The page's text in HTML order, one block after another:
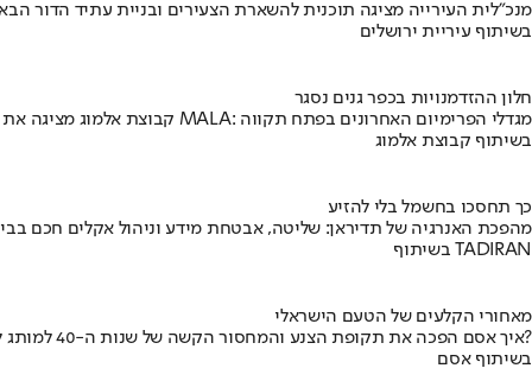
מנכ"לית העירייה מציגה תוכנית להשארת הצעירים ובניית עתיד הדור
בשיתוף עיריית ירושלים
חלון ההזדמנויות בכפר גנים נסגר
קבוצת אלמוג מציגה את פרויקט MALA: מגדלי הפרימיום האחרונים בפתח תקווה
בשיתוף קבוצת אלמוג
כך תחסכו בחשמל בלי להזיע
מהפכת האנרגיה של תדיראן: שליטה, אבטחת מידע וניהול אקלים חכם
בשיתוף TADIRAN
מאחורי הקלעים של הטעם הישראלי
איך אסם הפכה את תקופת הצנע והמחסור הקשה של שנות ה-40 למותג לאומי?
בשיתוף אסם